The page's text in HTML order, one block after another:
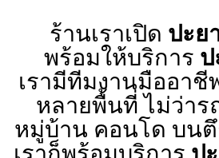
ร้านเราเปิด ปะย
พร้อมให้บริการ
เรามีทีมงานมืออา
หลายพื้นที่ ไม่ว่าร
หมู่บ้าน คอนโด บนตึ